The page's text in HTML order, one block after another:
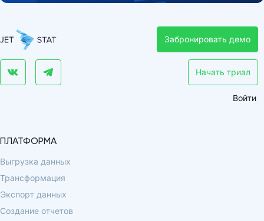
Забронировать демо
Начать триал
Войти
ПЛАТФОРМА
Выгрузка данных
Трансформация
Экспорт данных
Создание отчетов